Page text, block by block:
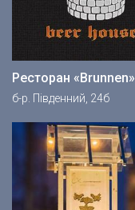
Ресторан «Brunnen»
б-р. Південний, 24б